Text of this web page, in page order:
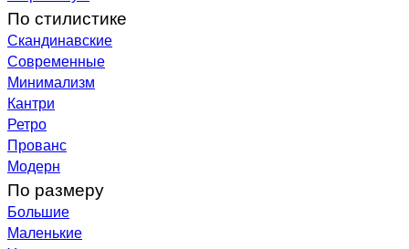
По стилистике
Скандинавские
Современные
Минимализм
Кантри
Ретро
Прованс
Модерн
По размеру
Большие
Маленькие